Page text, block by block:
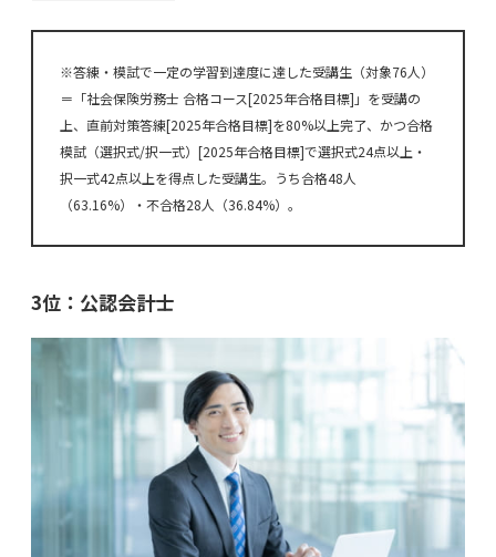
※答練・模試で一定の学習到達度に達した受講生（対象76人）
＝「社会保険労務士 合格コース[2025年合格目標]」を受講の
上、直前対策答練[2025年合格目標]を80%以上完了、かつ合格
模試（選択式/択一式）[2025年合格目標]で選択式24点以上・
択一式42点以上を得点した受講生。うち合格48人
（63.16%）・不合格28人（36.84%）。
3位：公認会計士